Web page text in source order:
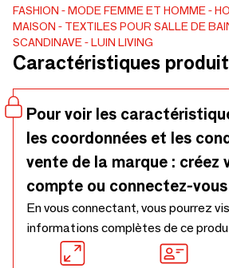
touché douillet et les couleurs
petite brillance métallique apporte une
la maison. La taille du poncho de bain
XS-M, et convient aux adultes et
capuche, des poches et un bouton
font de ce poncho une serviette des
relaxantes.
FASHION MODE FEMME ET HOMME
MAISON
TEXTILES POUR SALLE DE
SCANDINAVE
LUIN LIVING
Caractéristiques produit
Pour voir les
les coordonnées et les
vente de la marque : créez
compte ou connectez-
En vous connectant, vous pourrez
informations complètes de ce